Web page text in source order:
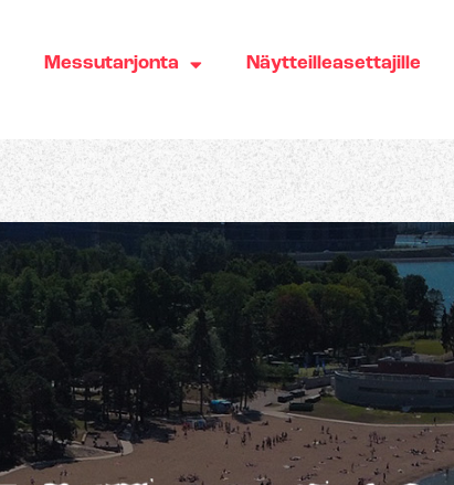
Messutarjonta Näytteilleasettajille